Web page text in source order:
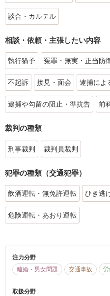
談合・カルテル
相談・依頼・主張したい内容
執行猶予 冤罪・無実・正当防
不起訴 接見・面会 逮捕によ
逮捕や勾留の阻止・準抗告 前
裁判の種類
刑事裁判 裁判員裁判
犯罪の種類（交通犯罪）
飲酒運転・無免許運転 ひき逃
危険運転・あおり運転
注力分野
離婚・男女問題
交通事故 労
取扱分野